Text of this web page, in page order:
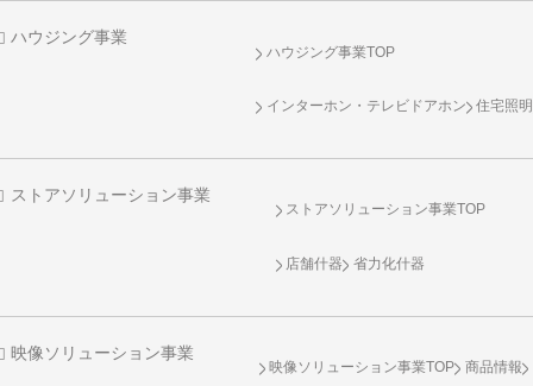
ハウジング事業
ハウジング事業TOP
インターホン・テレビドアホン 住宅照明
ストアソリューション事業
ストアソリューション事業TOP
店舗什器 省力化什器
映像ソリューション事業
映像ソリューション事業TOP 商品情報